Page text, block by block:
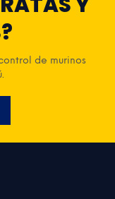
de murinos